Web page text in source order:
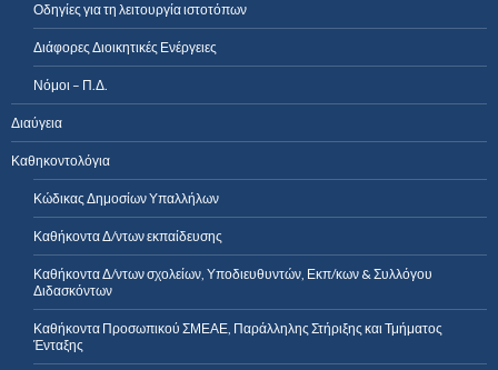
Οδηγίες για τη λειτουργία ιστοτόπων
Διάφορες Διοικητικές Ενέργειες
Νόμοι – Π.Δ.
Διαύγεια
Καθηκοντολόγια
Κώδικας Δημοσίων Υπαλλήλων
Καθήκοντα Δ/ντων εκπαίδευσης
Καθήκοντα Δ/ντων σχολείων, Υποδιευθυντών, Εκπ/κων & Συλλόγου
Διδασκόντων
Καθήκοντα Προσωπικού ΣΜΕΑΕ, Παράλληλης Στήριξης και Τμήματος
Ένταξης